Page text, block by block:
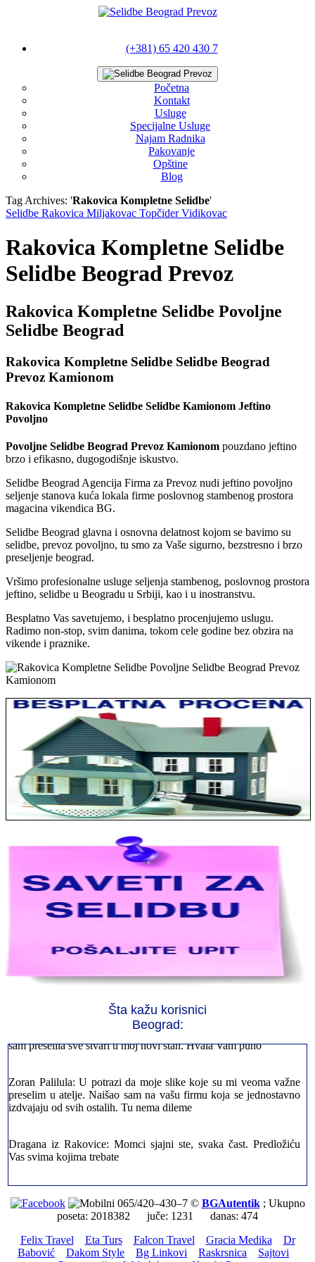
(+381) 65 420 430 7
Početna
Kontakt
Usluge
Specijalne Usluge
Najam Radnika
Pakovanje
Opštine
Blog
Tag Archives: 'Rakovica Kompletne Selidbe'
Selidbe Rakovica Miljakovac Topčider Vidikovac
Rakovica Kompletne Selidbe
Selidbe Beograd Prevoz
Rakovica Kompletne Selidbe Povoljne
Selidbe Beograd
Rakovica Kompletne Selidbe Selidbe Beograd
Prevoz Kamionom
Rakovica Kompletne Selidbe Selidbe Kamionom Jeftino
Povoljno
Povoljne Selidbe Beograd Prevoz Kamionom pouzdano jeftino
brzo i efikasno, dugogodišnje iskustvo.
Selidbe Beograd Agencija Firma za Prevoz nudi jeftino povoljno
seljenje stanova kuća lokala firme poslovnog stambenog prostora
magacina vikendica BG.
Selidbe Beograd glavna i osnovna delatnost kojom se bavimo su
selidbe, prevoz povoljno, tu smo za Vaše sigurno, bezstresno i brzo
preseljenje beograd.
Vršimo profesionalne usluge seljenja stambenog, poslovnog prostora
jeftino, selidbe u Beogradu u Srbiji, kao i u inostranstvu.
Besplatno Vas savetujemo, i besplatno procenjujemo uslugu.
Radimo non-stop, svim danima, tokom cele godine bez obzira na
vikende i praznike.
Šta kažu korisnici
Beograd:
Jelena sa Čukarice: Mogu da pohvalim sve radnike u firmi jer su
Milica iz Novog Beograda: Zahvaljujuću vašoj firmi. Istog dana
sam preselila sve stvari u moj novi stan. Hvala Vam puno
Zoran Palilula: U potrazi da moje slike koje su mi veoma važne
preselim u atelje. Naišao sam na vašu firmu koja se jednostavno
izdvajaju od svih ostalih. Tu nema dileme
Dragana iz Rakovice: Momci sjajni ste, svaka čast. Predložiću
Vas svima kojima trebate
Petar sa Savskog Venaca: Trebalo je odmah da ispraznim stan i
prebacim stvari u drugi. Pozvao sam vašu firmu. Ja ljudi ne znam
šta bi radio sada da ne postojite, Hvala Vam
Dragan iz Stari Grad: Retko gde može da se nađe prava
065/420–430–7 © BGAutentik; Ukupno
poseta: 2018382 juče: 1231 danas: 474
Felix Travel
Eta Turs Falcon Travel Gracia Medika
Dr
Babović
Dakom Style Bg Linkovi Raskrsnica
Sajtovi